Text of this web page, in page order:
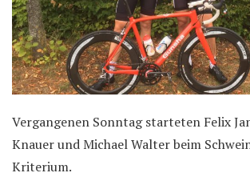
Vergangenen Sonntag starteten Felix
Knauer und Michael Walter beim
Kriterium.